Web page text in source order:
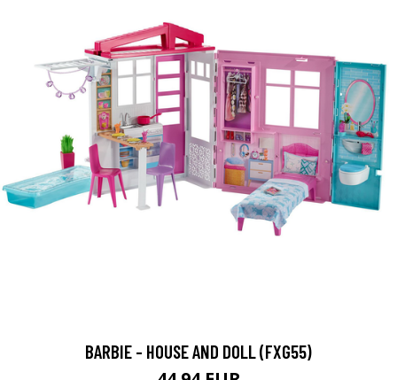
BARBIE - HOUSE AND DOLL (FXG55)